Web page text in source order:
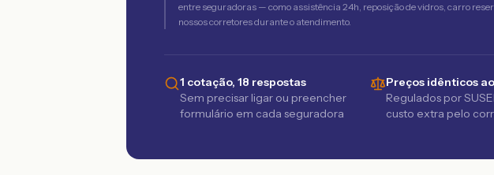
entre seguradoras — como assistência 24h, reposição de vidros, carro
nossos corretores durante o atendimento.
1 cotação, 18 respostas
Sem precisar ligar ou preencher
formulário em cada seguradora
Preços idênticos
Regulados por
custo extra pelo